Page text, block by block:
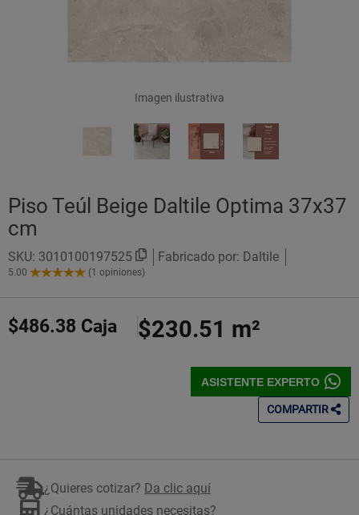
Imagen ilustrativa
Piso Teúl Beige Daltile Optima 37x37
cm
SKU: 3010100197525 Fabricado por: Daltile
5.00
5.00
Estrellas!
(1 opiniones)
$486.38 Caja $230.51 m²
ASISTENTE EXPERTO
COMPARTIR
¿Quieres cotizar? Da clic aquí
¿Cuántas unidades necesitas?